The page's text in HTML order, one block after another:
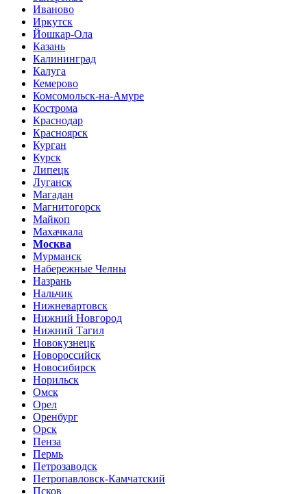
Иваново
Иркутск
Йошкар-Ола
Казань
Калининград
Калуга
Кемерово
Комсомольск-на-Амуре
Кострома
Краснодар
Красноярск
Курган
Курск
Липецк
Луганск
Магадан
Магнитогорск
Майкоп
Махачкала
Москва
Мурманск
Набережные Челны
Назрань
Нальчик
Нижневартовск
Нижний Новгород
Нижний Тагил
Новокузнецк
Новороссийск
Новосибирск
Норильск
Омск
Орел
Оренбург
Орск
Пенза
Пермь
Петрозаводск
Петропавловск-Камчатский
Псков